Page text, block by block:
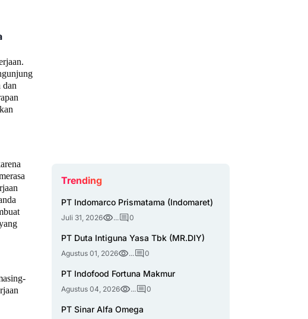
dan
Trending
PT Indomarco Prismatama (Indomaret)
Juli 31, 2026 ... 0
PT Duta Intiguna Yasa Tbk (MR.DIY)
Agustus 01, 2026 ... 0
PT Indofood Fortuna Makmur
Agustus 04, 2026 ... 0
PT Sinar Alfa Omega